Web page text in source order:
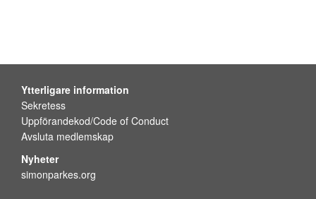
Ytterligare information
Sekretess
Uppförandekod/Code of Conduct
Avsluta medlemskap
Nyheter
simonparkes.org